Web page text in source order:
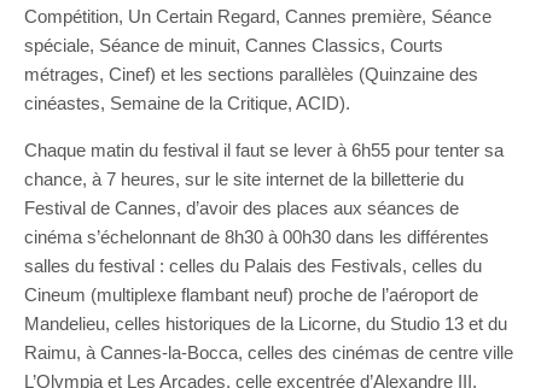
Compétition, Un Certain Regard, Cannes première, Séance
spéciale, Séance de minuit, Cannes Classics, Courts
métrages, Cinef) et les sections parallèles (Quinzaine des
cinéastes, Semaine de la Critique, ACID).
Chaque matin du festival il faut se lever à 6h55 pour tenter sa
chance, à 7 heures, sur le site internet de la billetterie du
Festival de Cannes, d’avoir des places aux séances de
cinéma s’échelonnant de 8h30 à 00h30 dans les différentes
salles du festival : celles du Palais des Festivals, celles du
Cineum (multiplexe flambant neuf) proche de l’aéroport de
Mandelieu, celles historiques de la Licorne, du Studio 13 et du
Raimu, à Cannes-la-Bocca, celles des cinémas de centre ville
L’Olympia et Les Arcades, celle excentrée d’Alexandre III,